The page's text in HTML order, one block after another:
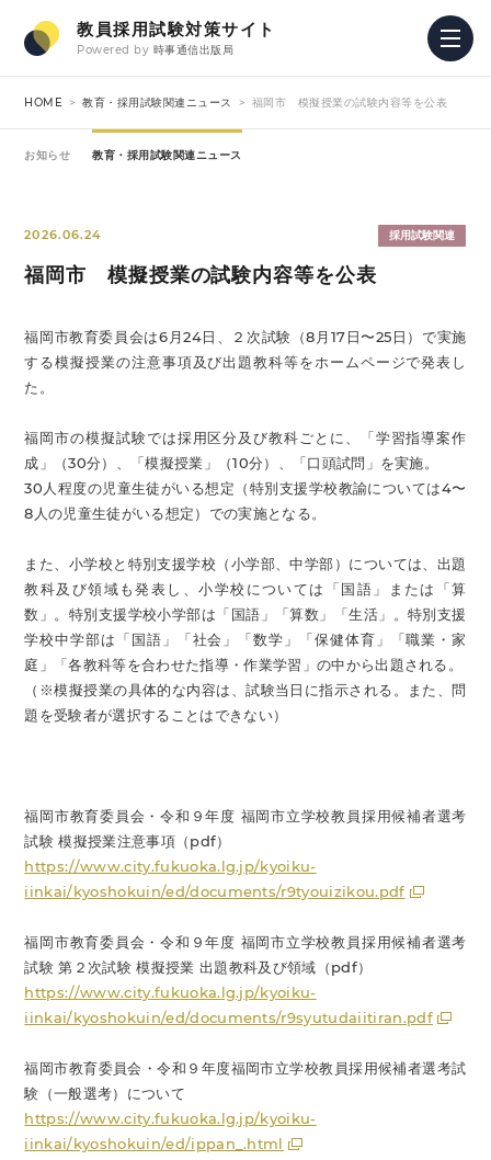
教員採用試験対策サイト
Powered by 時事通信出版局
HOME 教育・採用試験関連ニュース 福岡市 模擬授業の試験内容等を公表
お知らせ 教育・採用試験関連ニュース
2026.06.24 採用試験関連
福岡市 模擬授業の試験内容等を公表
福岡市教育委員会は6月24日、２次試験（8月17日〜25日）で実施
する模擬授業の注意事項及び出題教科等をホームページで発表し
た。
福岡市の模擬試験では採用区分及び教科ごとに、「学習指導案作
成」（30分）、「模擬授業」（10分）、「口頭試問」を実施。
30人程度の児童生徒がいる想定（特別支援学校教諭については4〜
8人の児童生徒がいる想定）での実施となる。
また、小学校と特別支援学校（小学部、中学部）については、出題
教科及び領域も発表し、小学校については「国語」または「算
数」。特別支援学校小学部は「国語」「算数」「生活」。特別支援
学校中学部は「国語」「社会」「数学」「保健体育」「職業・家
庭」「各教科等を合わせた指導・作業学習」の中から出題される。
（※模擬授業の具体的な内容は、試験当日に指示される。また、問
題を受験者が選択することはできない）
福岡市教育委員会・令和９年度 福岡市立学校教員採用候補者選考
試験 模擬授業注意事項（pdf）
https://www.city.fukuoka.lg.jp/kyoiku-
iinkai/kyoshokuin/ed/documents/r9tyouizikou.pdf
福岡市教育委員会・令和９年度 福岡市立学校教員採用候補者選考
試験 第２次試験 模擬授業 出題教科及び領域（pdf）
https://www.city.fukuoka.lg.jp/kyoiku-
iinkai/kyoshokuin/ed/documents/r9syutudaiitiran.pdf
福岡市教育委員会・令和９年度福岡市立学校教員採用候補者選考試
験（一般選考）について
https://www.city.fukuoka.lg.jp/kyoiku-
iinkai/kyoshokuin/ed/ippan_.html